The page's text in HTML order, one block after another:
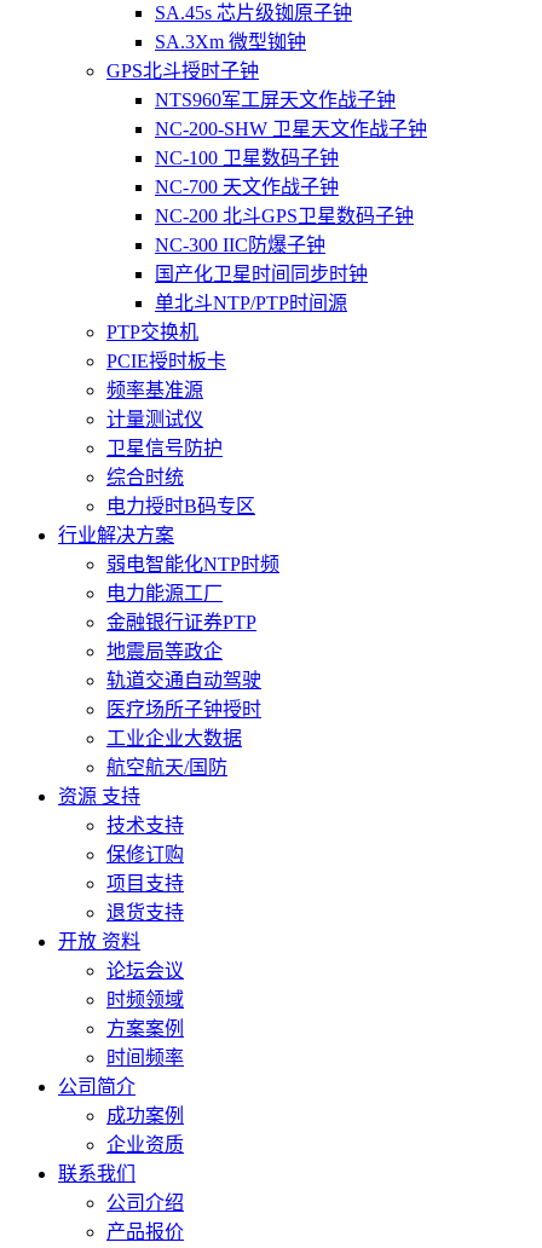
SA.45s 芯片级铷原子钟
SA.3Xm 微型铷钟
GPS北斗授时子钟
NTS960军工屏天文作战子钟
NC-200-SHW 卫星天文作战子钟
NC-100 卫星数码子钟
NC-700 天文作战子钟
NC-200 北斗GPS卫星数码子钟
NC-300 IIC防爆子钟
国产化卫星时间同步时钟
单北斗NTP/PTP时间源
PTP交换机
PCIE授时板卡
频率基准源
计量测试仪
卫星信号防护
综合时统
电力授时B码专区
行业解决方案
弱电智能化NTP时频
电力能源工厂
金融银行证券PTP
地震局等政企
轨道交通自动驾驶
医疗场所子钟授时
工业企业大数据
航空航天/国防
资源 支持
技术支持
保修订购
项目支持
退货支持
开放 资料
论坛会议
时频领域
方案案例
时间频率
公司简介
成功案例
企业资质
联系我们
公司介绍
产品报价